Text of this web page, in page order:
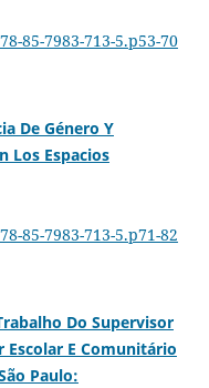
85-7983-713-5.p53-70
De Género Y
Los Espacios
85-7983-713-5.p71-82
Do Supervisor
Escolar E Comunitário
Paulo: